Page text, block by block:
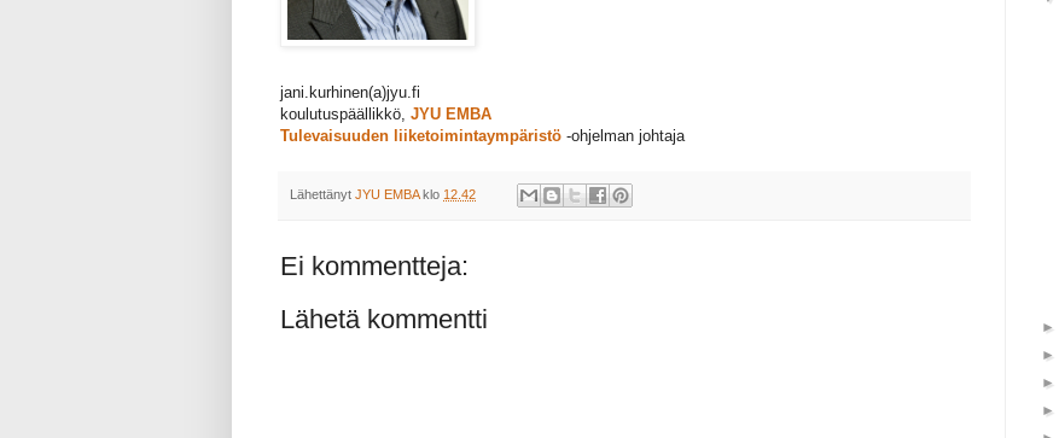
jani.kurhinen(a)jyu.fi
koulutuspäällikkö, JYU EMBA
Tulevaisuuden liiketoimintaympäristö -ohjelman johtaja
Lähettänyt JYU EMBA klo 12.42
Ei kommentteja:
Lähetä kommentti
►
►
►
►